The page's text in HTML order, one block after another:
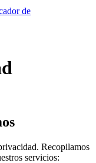
de
Recopilamos
servicios: